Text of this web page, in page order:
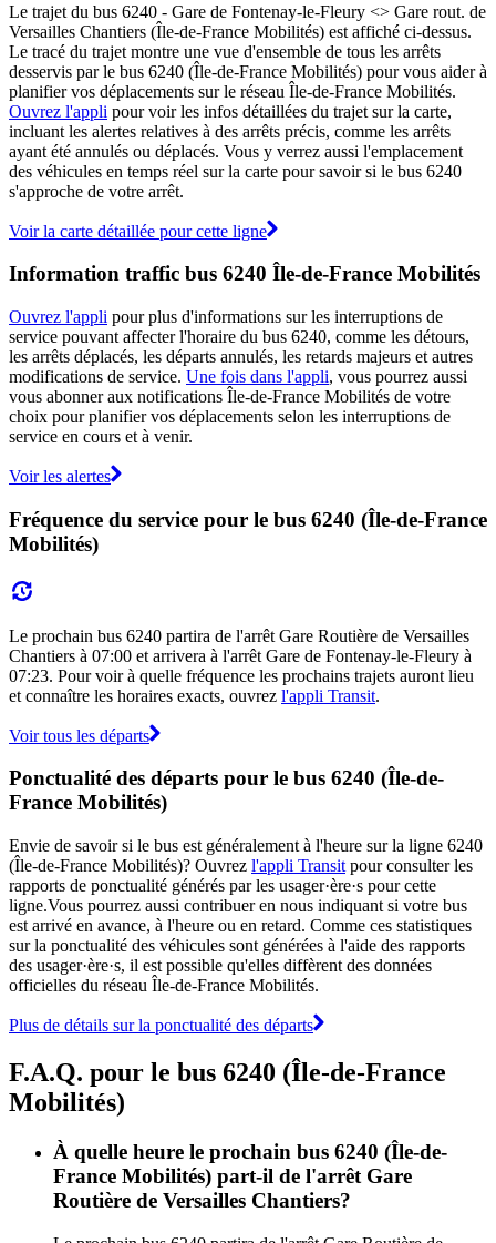
Le trajet du bus 6240 - Gare de Fontenay-le-Fleury <>︎ Gare rout. de
Versailles Chantiers (Île-de-France Mobilités) est affiché ci-dessus.
Le tracé du trajet montre une vue d'ensemble de tous les arrêts
desservis par le bus 6240 (Île-de-France Mobilités) pour vous aider à
planifier vos déplacements sur le réseau Île-de-France Mobilités.
Ouvrez l'appli pour voir les infos détaillées du trajet sur la carte,
incluant les alertes relatives à des arrêts précis, comme les arrêts
ayant été annulés ou déplacés. Vous y verrez aussi l'emplacement
des véhicules en temps réel sur la carte pour savoir si le bus 6240
s'approche de votre arrêt.
Voir la carte détaillée pour cette ligne
Information traffic bus 6240 Île-de-France Mobilités
Ouvrez l'appli pour plus d'informations sur les interruptions de
service pouvant affecter l'horaire du bus 6240, comme les détours,
les arrêts déplacés, les départs annulés, les retards majeurs et autres
modifications de service. Une fois dans l'appli, vous pourrez aussi
vous abonner aux notifications Île-de-France Mobilités de votre
choix pour planifier vos déplacements selon les interruptions de
service en cours et à venir.
Voir les alertes
Fréquence du service pour le bus 6240 (Île-de-France
Mobilités)
Le prochain bus 6240 partira de l'arrêt Gare Routière de Versailles
Chantiers à 07:00 et arrivera à l'arrêt Gare de Fontenay-le-Fleury à
07:23. Pour voir à quelle fréquence les prochains trajets auront lieu
et connaître les horaires exacts, ouvrez l'appli Transit.
Voir tous les départs
Ponctualité des départs pour le bus 6240 (Île-de-
France Mobilités)
Envie de savoir si le bus est généralement à l'heure sur la ligne 6240
(Île-de-France Mobilités)? Ouvrez l'appli Transit pour consulter les
rapports de ponctualité générés par les usager·ère·s pour cette
ligne.Vous pourrez aussi contribuer en nous indiquant si votre bus
est arrivé en avance, à l'heure ou en retard. Comme ces statistiques
sur la ponctualité des véhicules sont générées à l'aide des rapports
des usager·ère·s, il est possible qu'elles diffèrent des données
officielles du réseau Île-de-France Mobilités.
Plus de détails sur la ponctualité des départs
F.A.Q. pour le bus 6240 (Île-de-France
Mobilités)
À quelle heure le prochain bus 6240 (Île-de-
France Mobilités) part-il de l'arrêt Gare
Routière de Versailles Chantiers?